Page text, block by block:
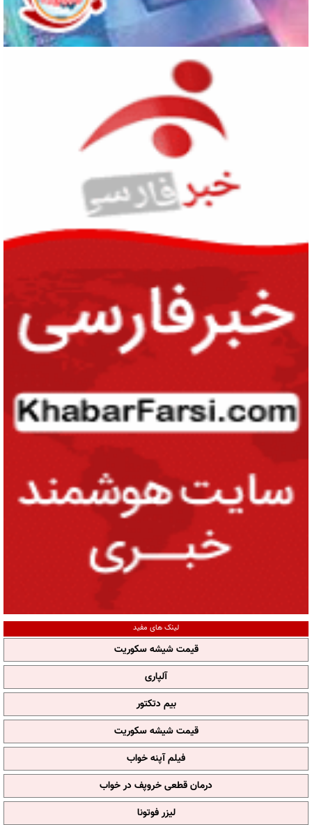
لینک های مفید
قیمت شیشه سکوریت
آلپاری
بیم دتکتور
قیمت شیشه سکوریت
فیلم آپنه خواب
درمان قطعی خروپف در خواب
لیزر فوتونا